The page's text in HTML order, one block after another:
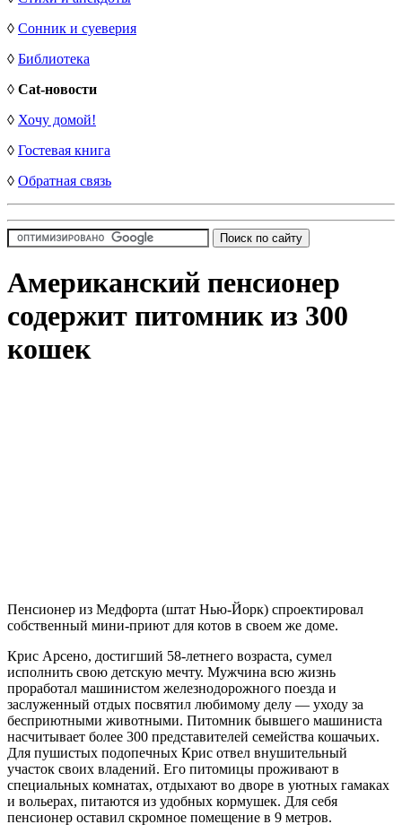
◊ Сонник и суеверия
◊ Библиотека
◊ Cat-новости
◊ Хочу домой!
◊ Гостевая книга
◊ Обратная связь
Американский пенсионер
содержит питомник из 300
кошек
Пенсионер из Медфорта (штат Нью-Йорк) спроектировал
собственный мини-приют для котов в своем же доме.
Крис Арсено, достигший 58-летнего возраста, сумел
исполнить свою детскую мечту. Мужчина всю жизнь
проработал машинистом железнодорожного поезда и
заслуженный отдых посвятил любимому делу — уходу за
бесприютными животными. Питомник бывшего машиниста
насчитывает более 300 представителей семейства кошачьих.
Для пушистых подопечных Крис отвел внушительный
участок своих владений. Его питомицы проживают в
специальных комнатах, отдыхают во дворе в уютных гамаках
и вольерах, питаются из удобных кормушек. Для себя
пенсионер оставил скромное помещение в 9 метров.